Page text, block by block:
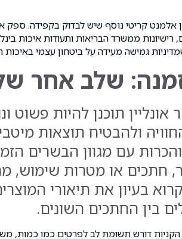
קריטי נוסף שיש לבדוק בקפידה. ספק
ממשרד הבריאות ותעודות איכות
גמישה מעידה על ביטחון עצמי באיכות
שלב אחר
תוכנן להיות פשוט
ולהבטיח תוצאות
עם מגוון הבשרים
חתכים או מטרות
בעיון את תיאורי
בין החתכים השונים.
דורש תשומת לב לפרטים כמו כמות,